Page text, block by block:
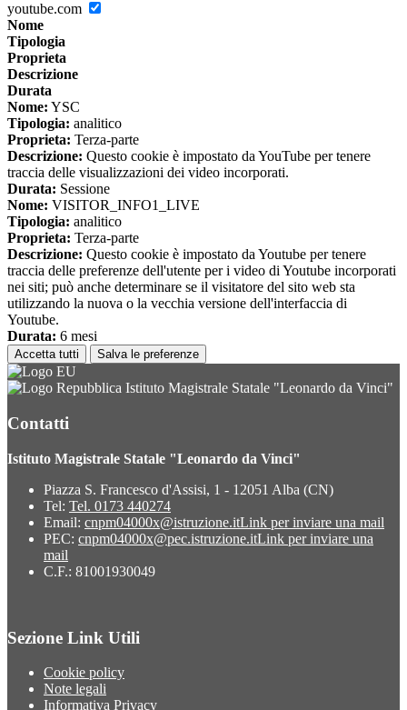
youtube.com
Nome
Tipologia
Proprieta
Descrizione
Durata
Nome: YSC
Tipologia: analitico
Proprieta: Terza-parte
Descrizione: Questo cookie è impostato da YouTube per tenere
traccia delle visualizzazioni dei video incorporati.
Durata: Sessione
Nome: VISITOR_INFO1_LIVE
Tipologia: analitico
Proprieta: Terza-parte
Descrizione: Questo cookie è impostato da Youtube per tenere
traccia delle preferenze dell'utente per i video di Youtube incorporati
nei siti; può anche determinare se il visitatore del sito web sta
utilizzando la nuova o la vecchia versione dell'interfaccia di
Youtube.
Durata: 6 mesi
Accetta tutti Salva le preferenze
Istituto Magistrale Statale "Leonardo da Vinci"
Contatti
Istituto Magistrale Statale "Leonardo da Vinci"
Piazza S. Francesco d'Assisi, 1 - 12051 Alba (CN)
Tel: Tel. 0173 440274
Email: cnpm04000x@istruzione.itLink per inviare una mail
PEC: cnpm04000x@pec.istruzione.itLink per inviare una
mail
C.F.: 81001930049
Sezione Link Utili
Cookie policy
Note legali
Informativa Privacy